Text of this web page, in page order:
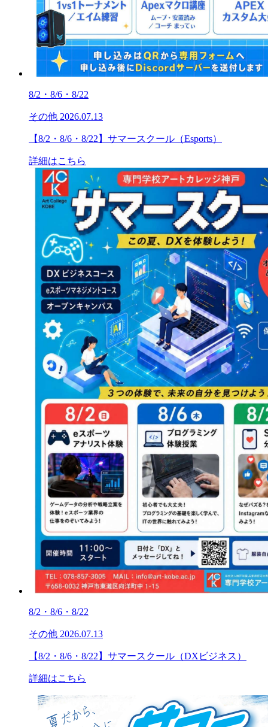
8/2・8/6・8/22
その他 2026.07.13
【8/2・8/6・8/22】サマースクール（Esports）
詳細はこちら
8/2・8/6・8/22
その他 2026.07.13
【8/2・8/6・8/22】サマースクール（DXビジネス）
詳細はこちら